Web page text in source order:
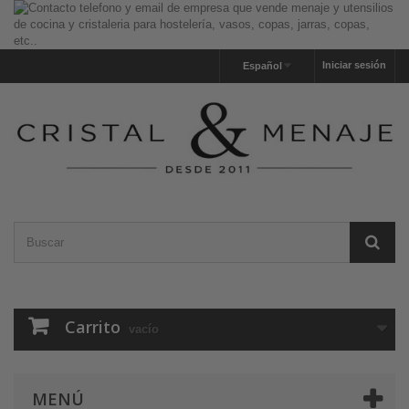
Iniciar sesión
Español
Carrito vacío
MENÚ